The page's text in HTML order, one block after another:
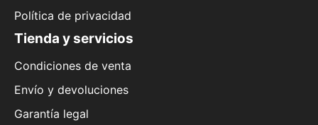
Política de privacidad
Tienda y servicios
Condiciones de venta
Envío y devoluciones
Garantía legal